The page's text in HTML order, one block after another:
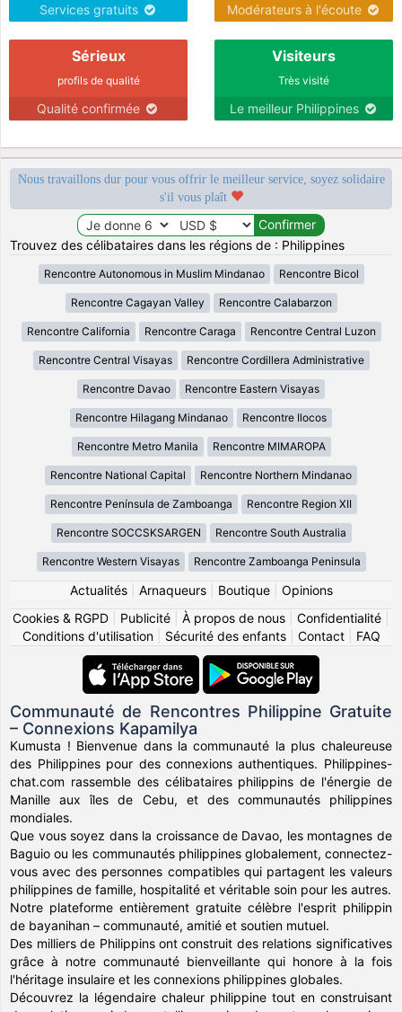
Services gratuits Modérateurs à l'écoute
Sérieux
profils de qualité
Qualité confirmée
Visiteurs
Très visité
Le meilleur Philippines
Nous travaillons dur pour vous offrir le meilleur service, soyez solidaire
s'il vous plaît
Trouvez des célibataires dans les régions de : Philippines
Rencontre Autonomous in Muslim Mindanao Rencontre Bicol
Rencontre Cagayan Valley Rencontre Calabarzon
Rencontre California Rencontre Caraga Rencontre Central Luzon
Rencontre Central Visayas Rencontre Cordillera Administrative
Rencontre Davao Rencontre Eastern Visayas
Rencontre Hilagang Mindanao Rencontre Ilocos
Rencontre Metro Manila Rencontre MIMAROPA
Rencontre National Capital Rencontre Northern Mindanao
Rencontre Península de Zamboanga Rencontre Region XII
Rencontre SOCCSKSARGEN Rencontre South Australia
Rencontre Western Visayas Rencontre Zamboanga Peninsula
Actualités| Arnaqueurs| Boutique| Opinions
Cookies & RGPD
Publicité À propos de nous Confidentialité
Conditions d'utilisation| Sécurité des enfants| Contact| FAQ
Communauté de Rencontres Philippine Gratuite
– Connexions Kapamilya
Kumusta ! Bienvenue dans la communauté la plus chaleureuse
des Philippines pour des connexions authentiques. Philippines-
chat.com rassemble des célibataires philippins de l'énergie de
Manille aux îles de Cebu, et des communautés philippines
mondiales.
Que vous soyez dans la croissance de Davao, les montagnes de
Baguio ou les communautés philippines globalement, connectez-
vous avec des personnes compatibles qui partagent les valeurs
philippines de famille, hospitalité et véritable soin pour les autres.
Notre plateforme entièrement gratuite célèbre l'esprit philippin
de bayanihan – communauté, amitié et soutien mutuel.
Des milliers de Philippins ont construit des relations significatives
grâce à notre communauté bienveillante qui honore à la fois
l'héritage insulaire et les connexions philippines globales.
Découvrez la légendaire chaleur philippine tout en construisant